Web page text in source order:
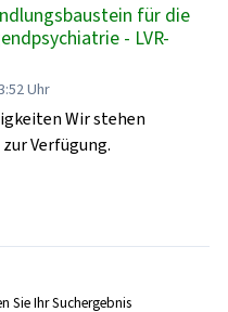
für die
- LVR-
Uhr
Wir stehen
Verfügung.
Sie Ihr Suchergebnis